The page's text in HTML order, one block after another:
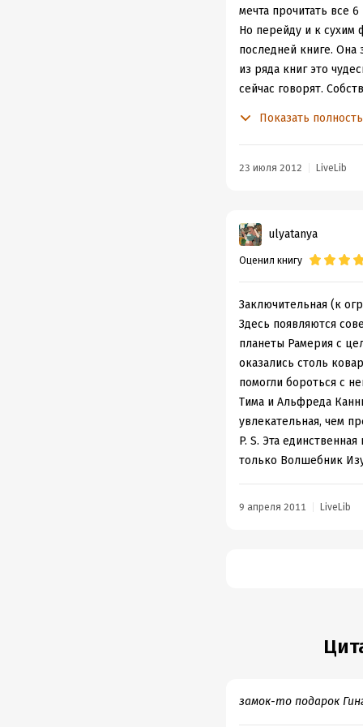
мечта прочитать все
Но перейду и к сухим
последней книге.
из ряда книг это
сейчас говорят.
сколько же вопросов
самостоятельно
от ребенка, потому
самостоятельного
развиваются самым
Рабство,
единение сил
ребенка и к чтению
литературы военных
мнению взрослого)
фундаментальной
жизни, свободе и
с дочерью бесед по
что дети "несут" в
Показать
23 июля 2012 LiveLib
ulyatanya
Оценил книгу
Заключительная (к
Здесь появляются
планеты Рамерия с
оказались столь
помогли бороться с
Тима и Альфреда
увлекательная, чем
P. S. Эта
только Волшебник
9 апреля 2011 LiveLib
замок-то подарок